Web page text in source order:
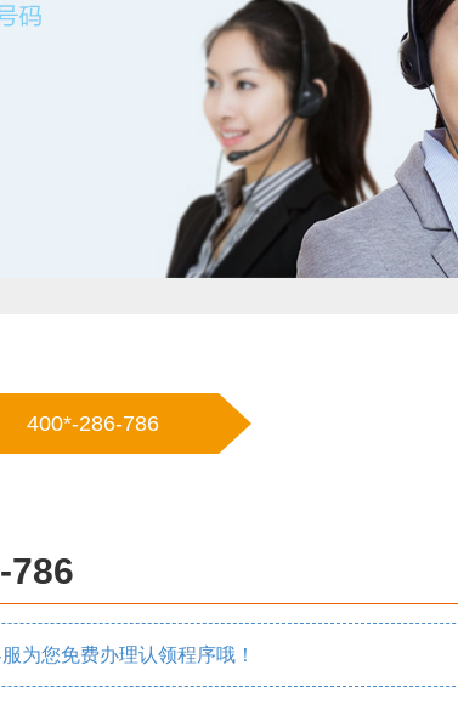
400*-286-786
786
为您免费办理认领程序哦！